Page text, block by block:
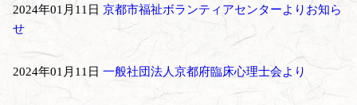
2024年01月11日 京都市福祉ボランティアセンターよりお知ら
せ
2024年01月11日 一般社団法人京都府臨床心理士会より